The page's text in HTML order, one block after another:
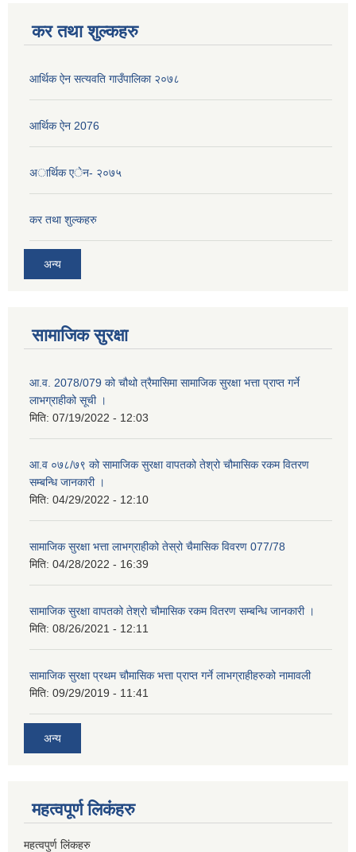
कर तथा शुल्कहरु
आर्थिक ऐन सत्यवति गाउँपालिका २०७८
आर्थिक ऐन 2076
अार्थिक एेन- २०७५
कर तथा शुल्कहरु
अन्य
सामाजिक सुरक्षा
आ.व. 2078/079 को चौथो त्रैमासिमा सामाजिक सुरक्षा भत्ता प्राप्त गर्ने
लाभग्राहीको सूची ।
मिति: 07/19/2022 - 12:03
आ.व ०७८/७९ को सामाजिक सुरक्षा वापतको तेश्रो चौमासिक रकम वितरण
सम्बन्धि जानकारी ।
मिति: 04/29/2022 - 12:10
सामाजिक सुरक्षा भत्ता लाभग्राहीको तेस्रो चैमासिक विवरण 077/78
मिति: 04/28/2022 - 16:39
सामाजिक सुरक्षा वापतको तेश्रो चौमासिक रकम वितरण सम्बन्धि जानकारी ।
मिति: 08/26/2021 - 12:11
सामाजिक सुरक्षा प्रथम चौमासिक भत्ता प्राप्त गर्ने लाभग्राहीहरुको नामावली
मिति: 09/29/2019 - 11:41
अन्य
महत्वपूर्ण लि‌कंंहरु
महत्वपुर्ण लिंकहरु